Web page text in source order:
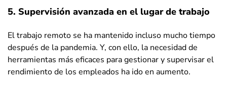
5. Supervisión avanzada en el lugar de trabajo
El trabajo remoto se ha mantenido incluso mucho tiempo
después de la pandemia. Y, con ello, la necesidad de
herramientas más eficaces para gestionar y supervisar el
rendimiento de los empleados ha ido en aumento.